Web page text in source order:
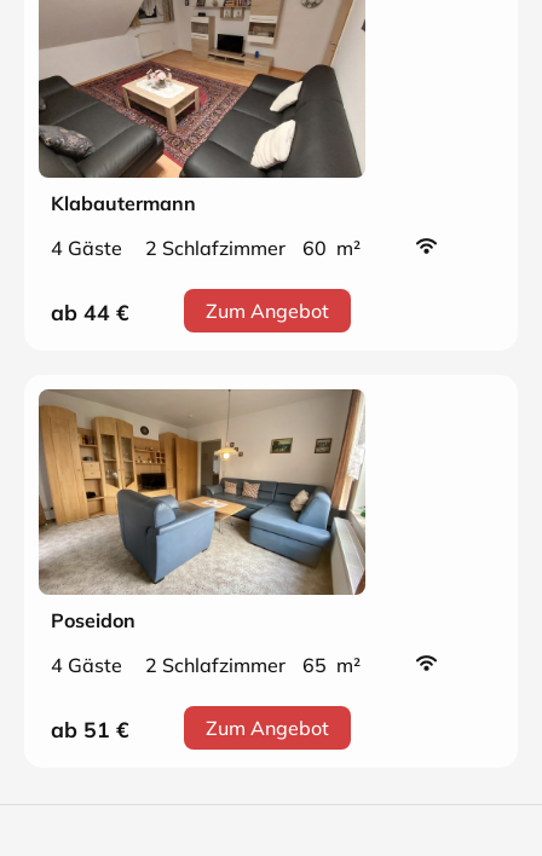
Klabautermann
4 Gäste
2 Schlafzimmer 60 m²
ab 44 € Zum Angebot
Poseidon
4 Gäste
2 Schlafzimmer 65 m²
ab 51 € Zum Angebot